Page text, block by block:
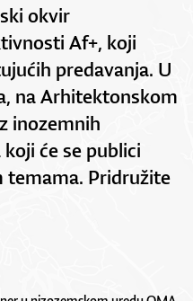
okvir
Af+, koji
predavanja. U
na Arhitektonskom
inozemnih
će se publici
Pridružite